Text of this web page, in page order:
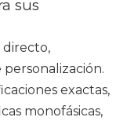
sus
exactas,
monofásicas,